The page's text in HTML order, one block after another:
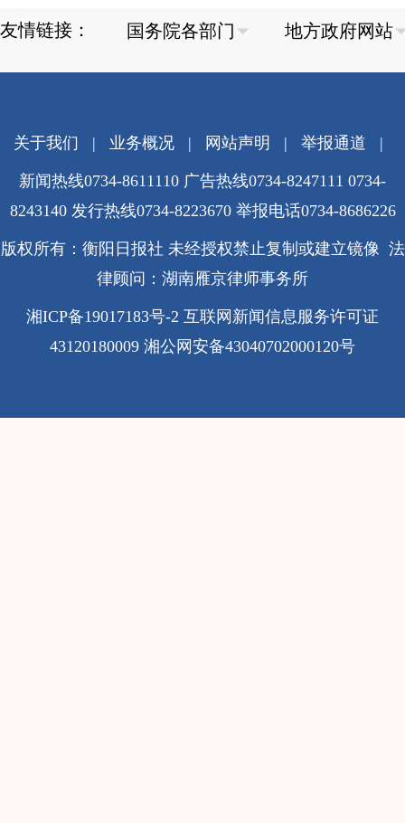
友情链接：
关于我们 | 业务概况| 网站声明 | 举报通道 |
新闻热线0734-8611110 广告热线0734-8247111 0734-
8243140 发行热线0734-8223670 举报电话0734-8686226
版权所有：衡阳日报社 未经授权禁止复制或建立镜像 法
律顾问：湖南雁京律师事务所
湘ICP备19017183号-2 互联网新闻信息服务许可证
43120180009 湘公网安备43040702000120号